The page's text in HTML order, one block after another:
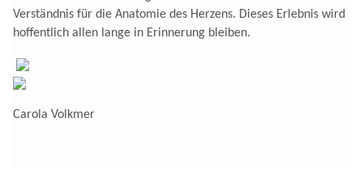
Verständnis für die Anatomie des Herzens. Dieses Erlebnis wird
hoffentlich allen lange in Erinnerung bleiben.
Carola Volkmer